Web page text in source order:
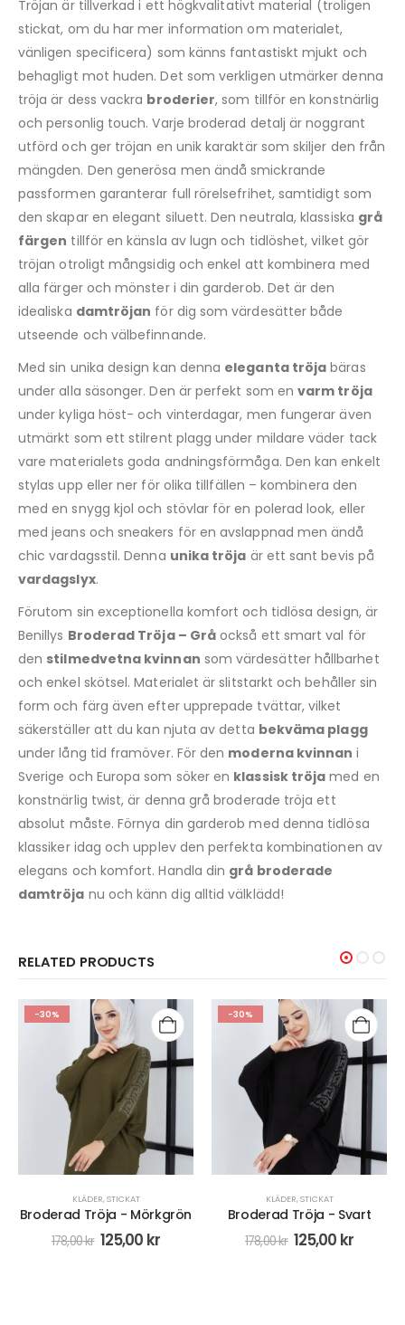
Tröjan är tillverkad i ett högkvalitativt material (troligen
stickat, om du har mer information om materialet,
vänligen specificera) som känns fantastiskt mjukt och
behagligt mot huden. Det som verkligen utmärker denna
tröja är dess vackra broderier, som tillför en konstnärlig
och personlig touch. Varje broderad detalj är noggrant
utförd och ger tröjan en unik karaktär som skiljer den från
mängden. Den generösa men ändå smickrande
passformen garanterar full rörelsefrihet, samtidigt som
den skapar en elegant siluett. Den neutrala, klassiska grå
färgen tillför en känsla av lugn och tidlöshet, vilket gör
tröjan otroligt mångsidig och enkel att kombinera med
alla färger och mönster i din garderob. Det är den
idealiska damtröjan för dig som värdesätter både
utseende och välbefinnande.
Med sin unika design kan denna eleganta tröja bäras
under alla säsonger. Den är perfekt som envarm tröja
under kyliga höst- och vinterdagar, men fungerar även
utmärkt som ett stilrent plagg under mildare väder tack
vare materialets goda andningsförmåga. Den kan enkelt
stylas upp eller ner för olika tillfällen – kombinera den
med en snygg kjol och stövlar för en polerad look, eller
med jeans och sneakers för en avslappnad men ändå
chic vardagsstil. Denna unika tröja är ett sant bevis på
vardagslyx.
Förutom sin exceptionella komfort och tidlösa design, är
Benillys Broderad Tröja – Grå också ett smart val för
den stilmedvetna kvinnan som värdesätter hållbarhet
och enkel skötsel. Materialet är slitstarkt och behåller sin
form och färg även efter upprepade tvättar, vilket
säkerställer att du kan njuta av detta bekväma plagg
under lång tid framöver. För den moderna kvinnan i
Sverige och Europa som söker en klassisk tröja med en
konstnärlig twist, är denna grå broderade tröja ett
absolut måste. Förnya din garderob med denna tidlösa
klassiker idag och upplev den perfekta kombinationen av
elegans och komfort. Handla din grå broderade
damtröja nu och känn dig alltid välklädd!
RELATED PRODUCTS
-30%
KLÄDER,STICKAT
Broderad Tröja - Svart
178,00kr 125,00 kr
-13%
,KLÄNNINGAR & KJOLAR
Plisserad kjol - Beige
399,00kr 349,00kr